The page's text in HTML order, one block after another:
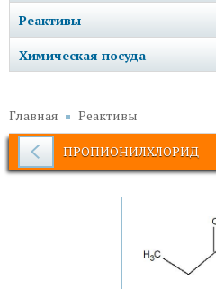
Реактивы
Химическая посуда
Главная Реактивы
ПРОПИОНИЛХЛОРИД